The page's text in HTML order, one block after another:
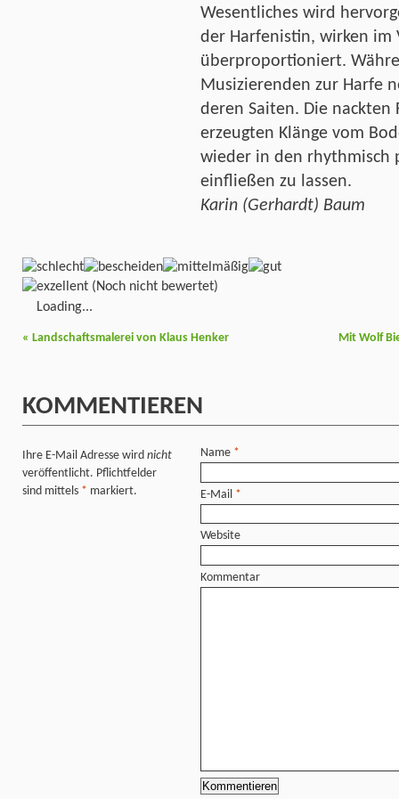
Wesentliches wird
der Harfenistin, wirken im
überproportioniert.
Musizierenden zur Harfe
deren Saiten. Die nackten
erzeugten Klänge vom
wieder in den rhythmisch
einfließen zu lassen.
Karin (Gerhardt) Baum
(Noch nicht bewertet)
Loading...
« Landschaftsmalerei von Klaus Henker Mit Wolf
KOMMENTIEREN
Ihre E-Mail Adresse wird nicht
veröffentlicht. Pflichtfelder
sind mittels * markiert.
Name *
E-Mail *
Website
Kommentar